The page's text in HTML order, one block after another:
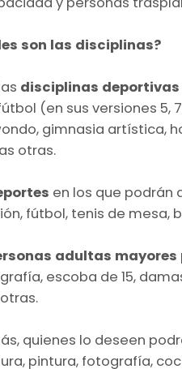
son las disciplinas?
disciplinas deportivas
(en sus versiones 5,
gimnasia artística,
otras.
en los que podrán
fútbol, tenis de mesa,
adultas mayores
escoba de 15,
quienes lo deseen
pintura, fotografía,